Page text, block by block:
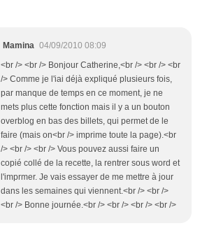
Mamina 04/09/2010 08:09
<br /> <br /> Bonjour Catherine,<br /> <br /> <br
/> Comme je l'iai déjà expliqué plusieurs fois,
par manque de temps en ce moment, je ne
mets plus cette fonction mais il y a un bouton
overblog en bas des billets, qui permet de le
faire (mais on<br /> imprime toute la page).<br
/> <br /> <br /> Vous pouvez aussi faire un
copié collé de la recette, la rentrer sous word et
l'imprmer. Je vais essayer de me mettre à jour
dans les semaines qui viennent.<br /> <br />
<br /> Bonne journée.<br /> <br /> <br /> <br />